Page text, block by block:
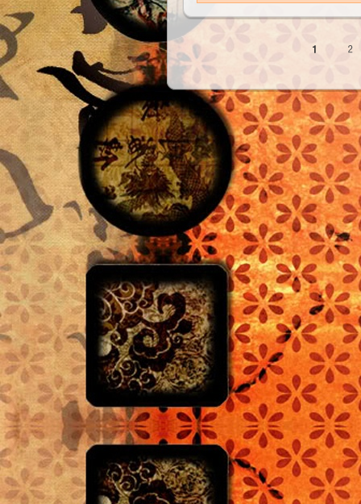
Oldalak